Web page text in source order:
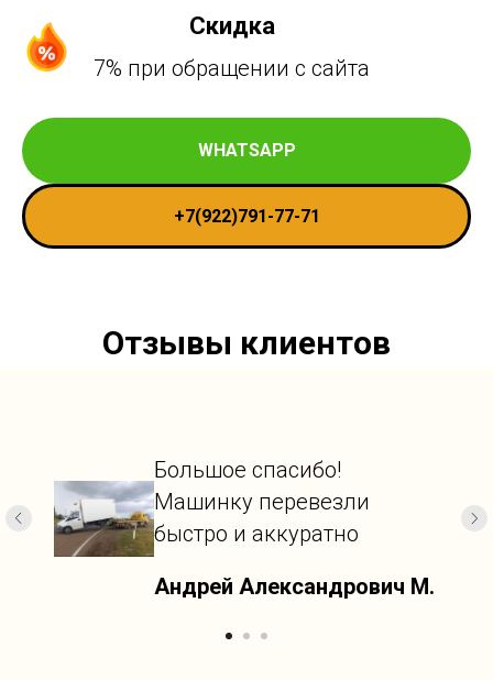
Скидка
7% при обращении с сайта
WHATSAPP
+7(922)791-77-71
Отзывы клиентов
Большое спасибо!
Машинку перевезли
быстро и аккуратно
Андрей Александрович М.